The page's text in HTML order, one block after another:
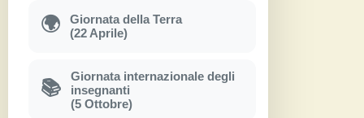
🌍
Giornata della Terra
(22 Aprile)
📚
Giornata internazionale degli
insegnanti
(5 Ottobre)